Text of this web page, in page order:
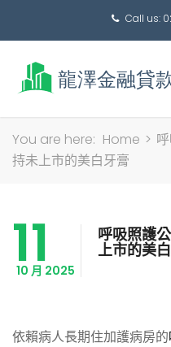
Call us:
搜
You are here: Home >
持未上市的美白牙膏
11
10 月 2025
呼吸照護
上市的美
依賴病人長期住加護病房的